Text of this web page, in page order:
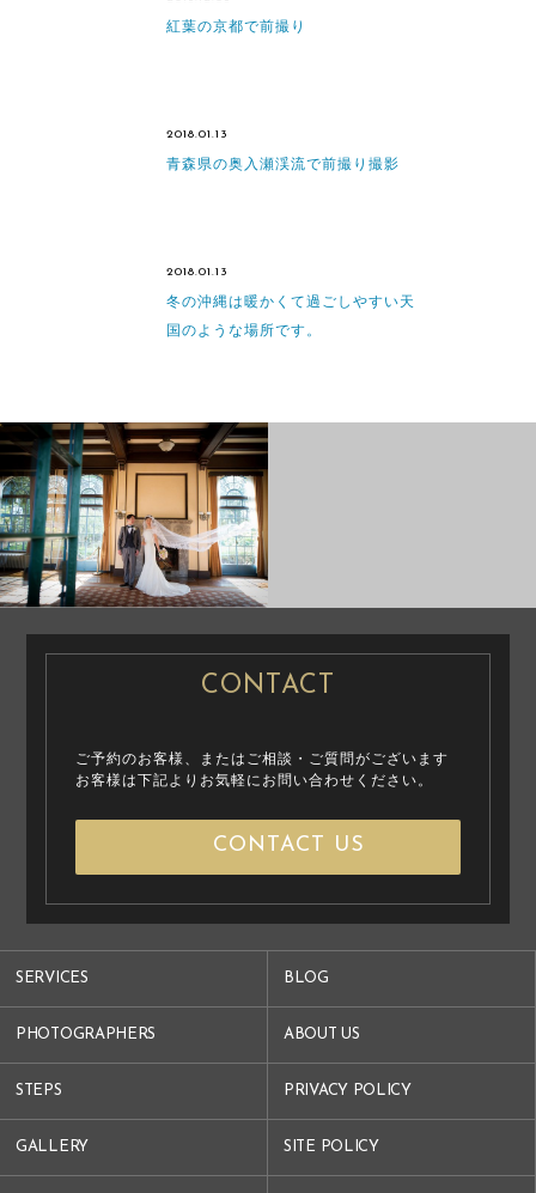
紅葉の京都で前撮り
2018.01.13
青森県の奥入瀬渓流で前撮り撮影
2018.01.13
冬の沖縄は暖かくて過ごしやすい天
国のような場所です。
PRE WEDDING
PHOTO
SERVICES
PHOTOGRAPHERS
STEPS
GALLERY
BLOG
ABOUT US
PRIVACY POLICY
SITE POLICY
CONTACT
ご予約のお客様、またはご相談・ご質問がございます
お客様は下記よりお気軽にお問い合わせください。
CONTACT US